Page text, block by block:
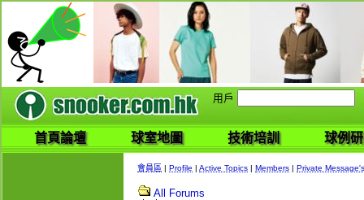
用戶
首頁論壇 球室地圖 技術培訓 球例
會員區 | Profile | Active Topics | Members | Private Message's
All Forums